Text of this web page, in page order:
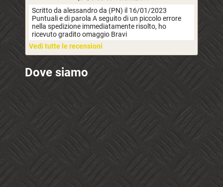
Scritto da alessandro da (PN) il 16/01/2023
Puntuali e di parola A seguito di un piccolo errore
nella spedizione immediatamente risolto, ho
ricevuto gradito omaggio Bravi
Vedi tutte le recensioni
Dove siamo